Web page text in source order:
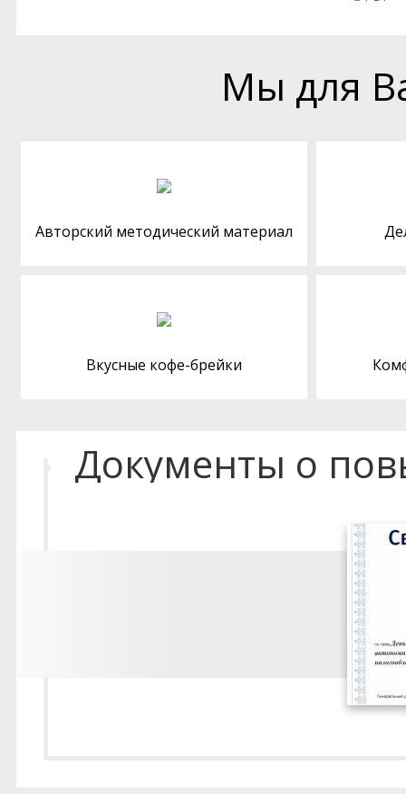
Мы для
Авторский методический материал
Вкусные кофе-брейки
Документы о